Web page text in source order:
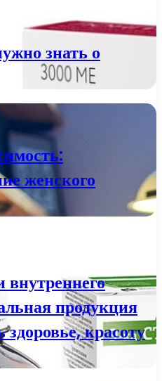
знать о
женского
внутреннего
продукция
здоровье, красоту